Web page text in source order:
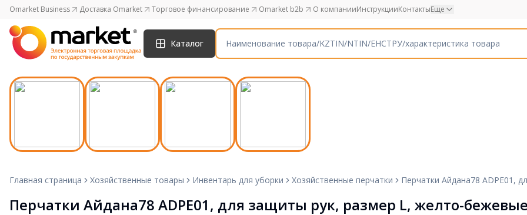
Omarket Business Доставка Omarket Торговое финансирование Omarket b2b О компанииИнструкцииКонтактыЕще
Каталог
Главная страница Хозяйственные товары Инвентарь для уборки Хозяйственные перчатки Перчатки Айдана78 ADPE01,
Перчатки Айдана78 ADPE01, для защиты рук, размер L, желто-